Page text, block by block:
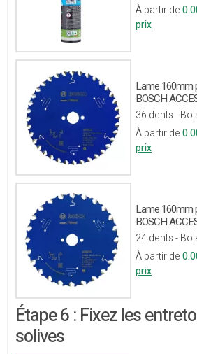
À partir de
prix
Lame 160mm
BOSCH
36 dents -
À partir de
prix
Lame 160mm
BOSCH
24 dents -
À partir de
prix
Étape 6 : Fixez les
solives